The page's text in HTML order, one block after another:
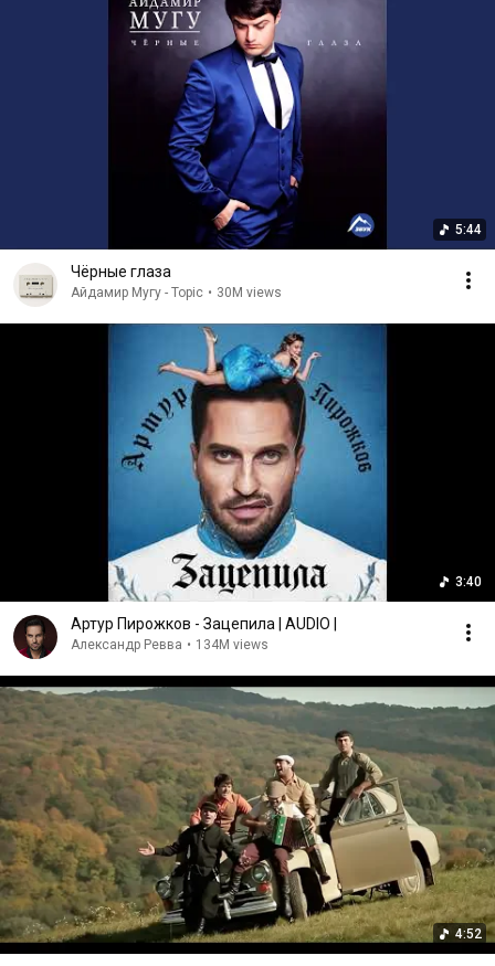
5:44
Чёрные глаза
Айдамир Мугу - Topic • 30M views
3:40
Артур Пирожков - Зацепила | AUDIO |
Александр Ревва • 134M views
4:52